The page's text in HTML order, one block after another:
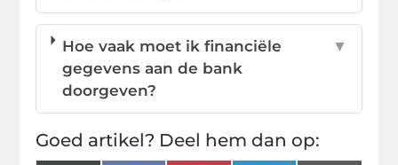
Hoe vaak moet ik financiële
gegevens aan de bank
doorgeven?
▼
Goed artikel? Deel hem dan op: